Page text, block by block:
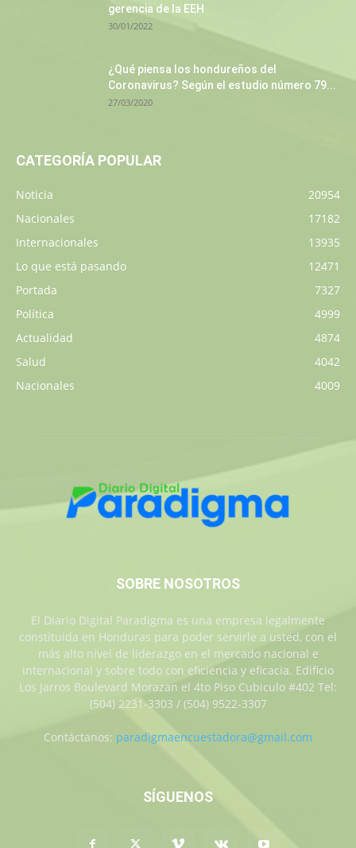
gerencia de la EEH
30/01/2022
¿Qué piensa los hondureños del
Coronavirus? Según el estudio número 79...
27/03/2020
CATEGORÍA POPULAR
Noticia
20954
Nacionales
17182
Internacionales
13935
Lo que está pasando
12471
Portada
7327
Política
4999
Actualidad
4874
Salud
4042
Nacionales
4009
SOBRE NOSOTROS
El Diario Digital Paradigma es una empresa legalmente
constituida en Honduras para poder servirle a usted, con el
más alto nivel de liderazgo en el mercado nacional e
internacional y sobre todo con eficiencia y eficacia. Edificio
Los Jarros Boulevard Morazan el 4to Piso Cubiculo #402 Tel:
(504) 2231-3303 / (504) 9522-3307
Contáctanos: paradigmaencuestadora@gmail.com
SÍGUENOS